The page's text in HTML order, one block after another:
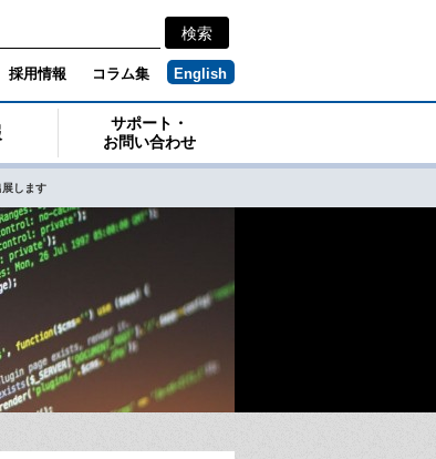
採用情報 コラム集 English
サポート・
お問い合わせ
します